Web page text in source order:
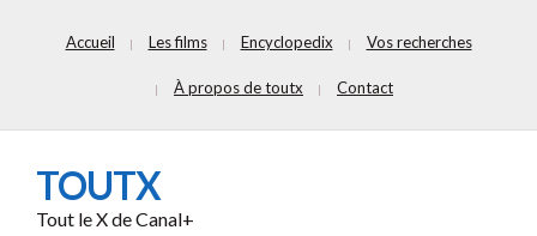
Accueil Les films Encyclopedix Vos recherches
À propos de toutx Contact
TOUTX
Tout le X de Canal+